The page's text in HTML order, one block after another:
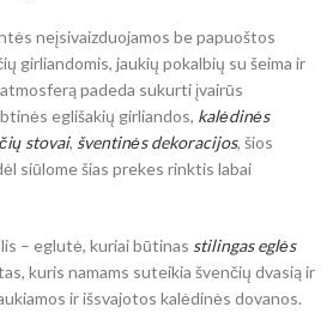
neįsivaizduojamos be papuoštos
girliandomis, jaukių pokalbių su šeima ir
padeda sukurti įvairūs
eglišakių girliandos, kalėdinės
stovai, šventinės dekoracijos, šios
siūlome šias prekes rinktis labai
– eglutė, kuriai būtinas stilingas eglės
kuris namams suteikia švenčių dvasią ir
ir išsvajotos kalėdinės dovanos.